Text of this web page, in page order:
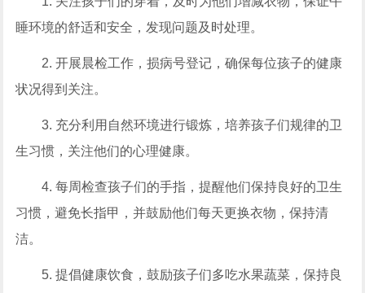
睡环境的舒适和安全，发现问题及时处理。
2. 开展晨检工作，损病号登记，确保每位孩子的健康
状况得到关注。
3. 充分利用自然环境进行锻炼，培养孩子们规律的卫
生习惯，关注他们的心理健康。
4. 每周检查孩子们的手指，提醒他们保持良好的卫生
习惯，避免长指甲，并鼓励他们每天更换衣物，保持清
洁。
5. 提倡健康饮食，鼓励孩子们多吃水果蔬菜，保持良